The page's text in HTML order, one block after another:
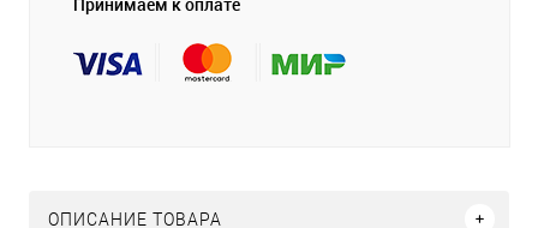
ОПИСАНИЕ ТОВАРА